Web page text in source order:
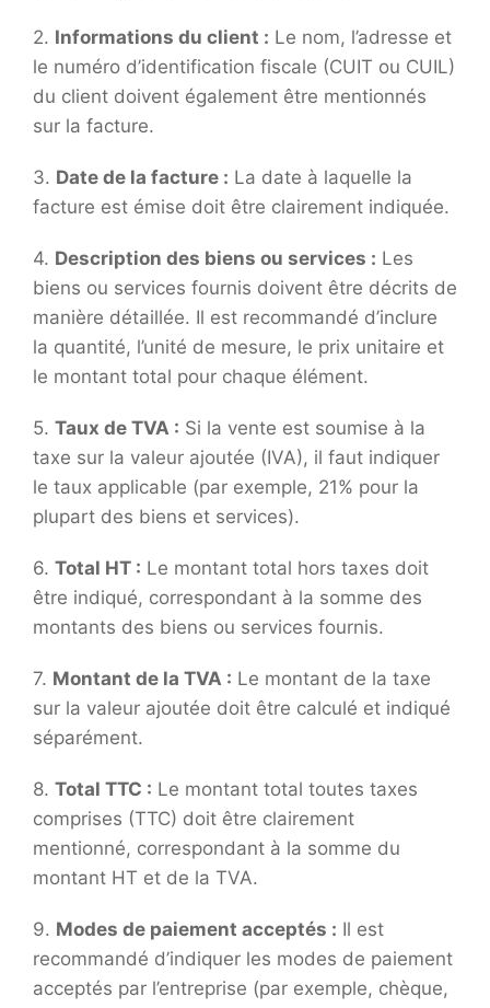
2. Informations du client : Le nom, l’adresse et
le numéro d’identification fiscale (CUIT ou CUIL)
du client doivent également être mentionnés
sur la facture.
3. Date de la facture : La date à laquelle la
facture est émise doit être clairement indiquée.
4. Description des biens ou services : Les
biens ou services fournis doivent être décrits de
manière détaillée. Il est recommandé d’inclure
la quantité, l’unité de mesure, le prix unitaire et
le montant total pour chaque élément.
5. Taux de TVA : Si la vente est soumise à la
taxe sur la valeur ajoutée (IVA), il faut indiquer
le taux applicable (par exemple, 21% pour la
plupart des biens et services).
6. Total HT : Le montant total hors taxes doit
être indiqué, correspondant à la somme des
montants des biens ou services fournis.
7. Montant de la TVA : Le montant de la taxe
sur la valeur ajoutée doit être calculé et indiqué
séparément.
8. Total TTC : Le montant total toutes taxes
comprises (TTC) doit être clairement
mentionné, correspondant à la somme du
montant HT et de la TVA.
9. Modes de paiement acceptés : Il est
recommandé d’indiquer les modes de paiement
acceptés par l’entreprise (par exemple, chèque,